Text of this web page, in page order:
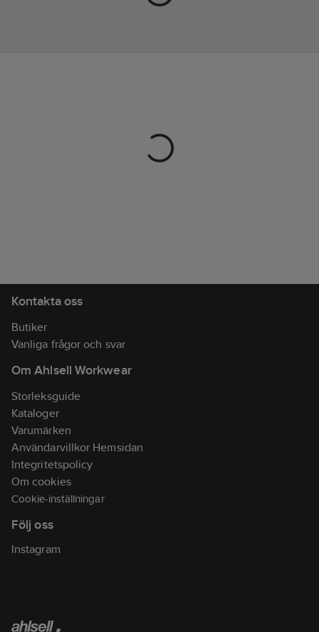
Kontakta oss
Butiker
Vanliga frågor och svar
Om Ahlsell Workwear
Storleksguide
Kataloger
Varumärken
Användarvillkor Hemsidan
Integritetspolicy
Om cookies
Cookie-inställningar
Följ oss
Instagram